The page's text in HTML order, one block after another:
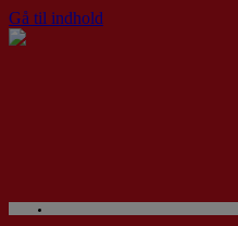
Gå til indhold